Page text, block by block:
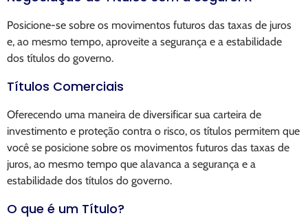
Posicione-se sobre os movimentos futuros das taxas de juros
e, ao mesmo tempo, aproveite a segurança e a estabilidade
dos títulos do governo.
Títulos Comerciais
Oferecendo uma maneira de diversificar sua carteira de
investimento e proteção contra o risco, os títulos permitem que
você se posicione sobre os movimentos futuros das taxas de
juros, ao mesmo tempo que alavanca a segurança e a
estabilidade dos títulos do governo.
O que é um Título?